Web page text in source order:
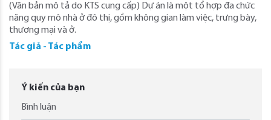
(Văn bản mô tả do KTS cung cấp) Dự án là một tổ hợp đa chức
năng quy mô nhà ở đô thị, gồm không gian làm việc, trưng bày,
thương mại và ở.
Tác giả - Tác phẩm
Ý kiến của bạn
Bình luận